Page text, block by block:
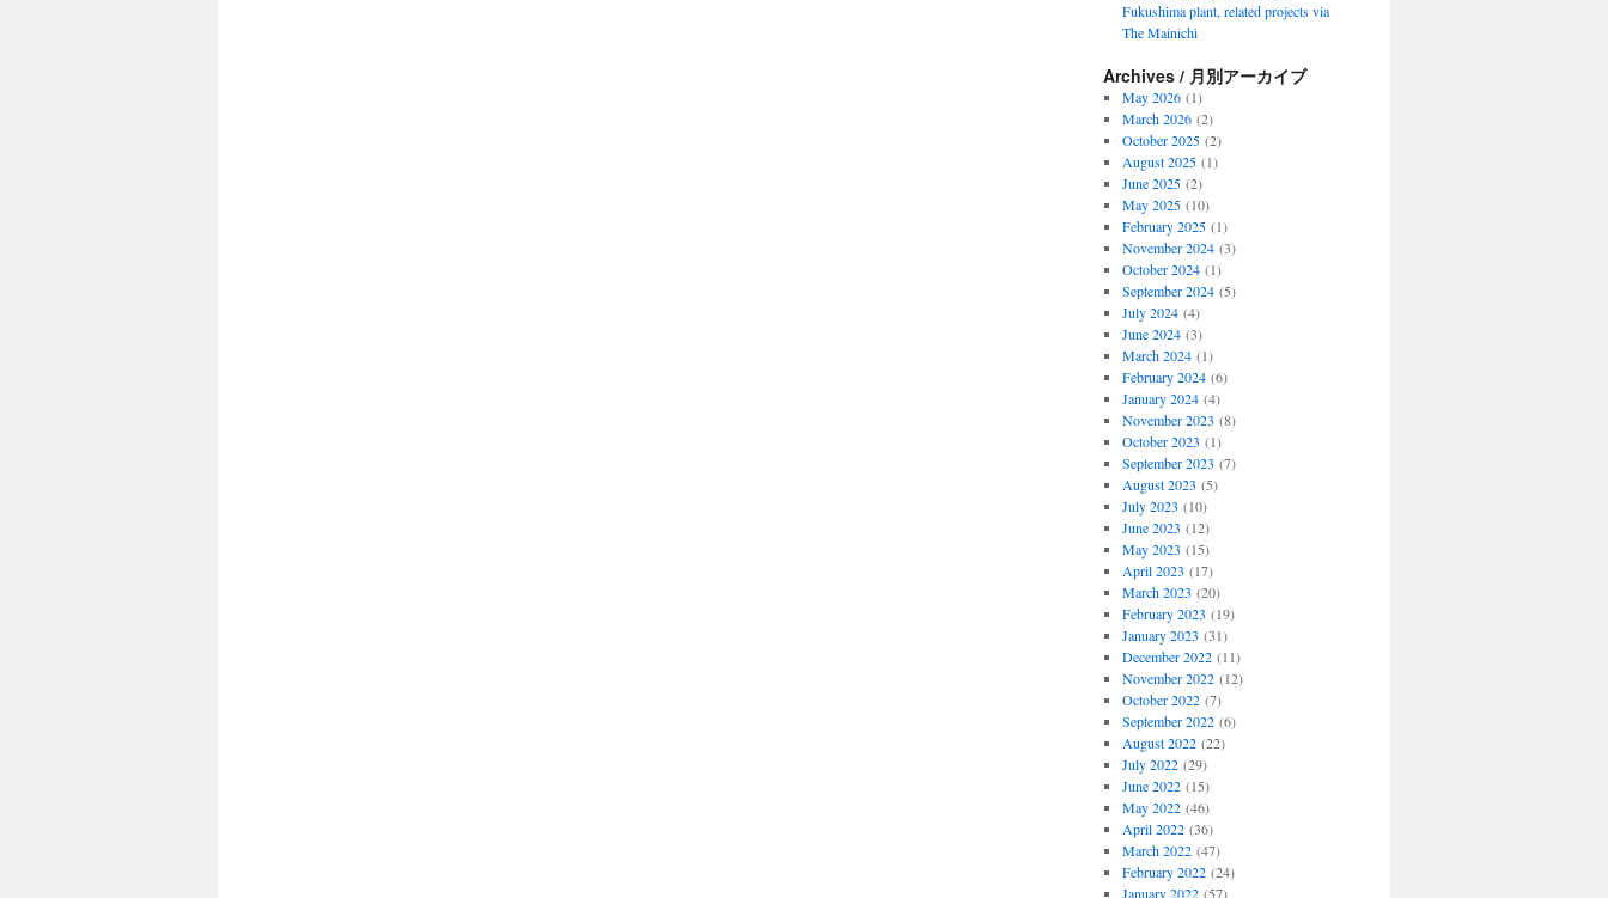
Fukushima plant, related projects via
The Mainichi
Archives / 月別アーカイブ
May 2026(1)
March 2026(2)
October 2025(2)
August 2025(1)
June 2025(2)
May 2025(10)
February 2025(1)
November 2024(3)
October 2024(1)
September 2024(5)
July 2024(4)
June 2024(3)
March 2024(1)
February 2024(6)
January 2024(4)
November 2023 (8)
October 2023 (1)
September 2023 (7)
August 2023 (5)
July 2023 (10)
June 2023 (12)
May 2023 (15)
April 2023 (17)
March 2023 (20)
February 2023 (19)
January 2023 (31)
December 2022(11)
November 2022(12)
October 2022(7)
September 2022(6)
August 2022(22)
July 2022(29)
June 2022(15)
May 2022(46)
April 2022(36)
March 2022(47)
February 2022(24)
January 2022(57)